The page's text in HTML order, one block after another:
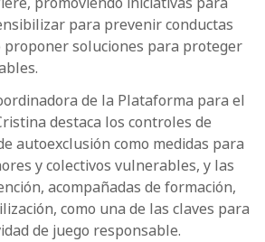
para prevenir conductas
proponer soluciones para proteger
de la Plataforma para el
destaca los controles de
autoexclusión como medidas para
y colectivos vulnerables, y las
acompañadas de formación,
como una de las claves para
de juego responsable.